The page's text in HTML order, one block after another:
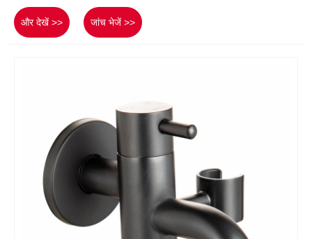
और देखें >> जांच भेजें >>